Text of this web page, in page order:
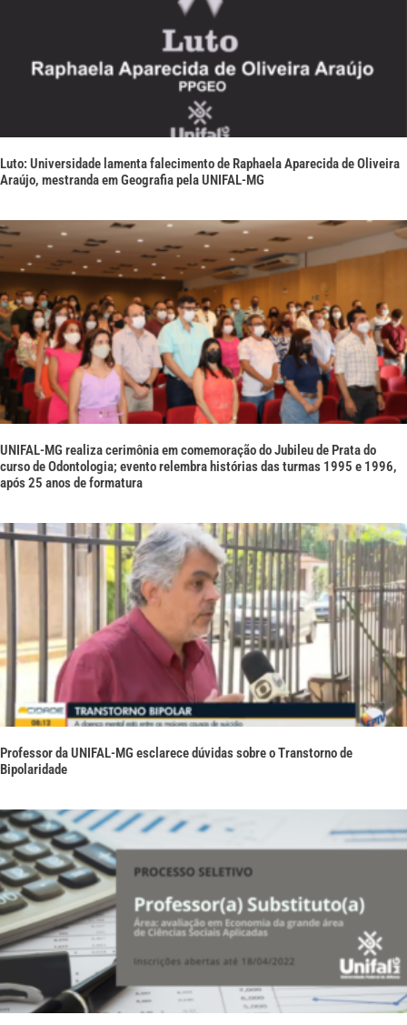
Luto: Universidade lamenta falecimento de Raphaela Aparecida de Oliveira
Araújo, mestranda em Geografia pela UNIFAL-MG
UNIFAL-MG realiza cerimônia em comemoração do Jubileu de Prata do
curso de Odontologia; evento relembra histórias das turmas 1995 e 1996,
após 25 anos de formatura
Professor da UNIFAL-MG esclarece dúvidas sobre o Transtorno de
Bipolaridade